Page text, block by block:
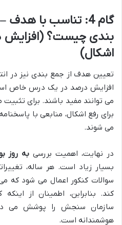
گام 4: تناسب با
بندی چیست؟ (افزایش
اشکال)
تعیین هدف از جمع بندی نیز در
افزایش درصد در یک درس خاص
می توانند مفید باشند. برای
برای رفع اشکال، منابعی با
می شوند.
در نهایت، اهمیت بررسی به روز
بسیار زیاد است. هر ساله،
سوالات کنکور اعمال می شود که می
کند. بنابراین، اطمینان از
سازمان سنجش را پوشش می
هوشمندانه است.